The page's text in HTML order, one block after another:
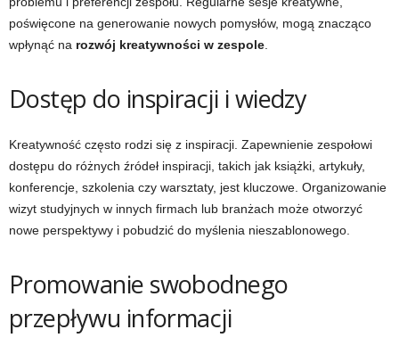
poświęcone na generowanie nowych pomysłów, mogą znacząco
wpłynąć na rozwój kreatywności w zespole
Dostęp do inspiracji i wiedzy
Kreatywność często rodzi się z inspiracji. Zapewnienie zespołowi
dostępu do różnych źródeł inspiracji, takich jak książki, artykuły,
konferencje, szkolenia czy warsztaty, jest kluczowe. Organizowanie
wizyt studyjnych w innych firmach lub branżach może otworzyć
nowe perspektywy i pobudzić do myślenia nieszablonowego.
Promowanie swobodnego
przepływu informacji